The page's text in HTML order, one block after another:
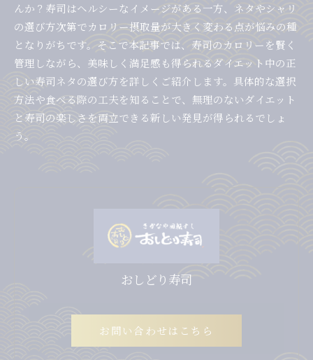
んか？寿司はヘルシーなイメージがある一方、ネタやシャリ
の選び方次第でカロリー摂取量が大きく変わる点が悩みの種
となりがちです。そこで本記事では、寿司のカロリーを賢く
管理しながら、美味しく満足感も得られるダイエット中の正
しい寿司ネタの選び方を詳しくご紹介します。具体的な選択
方法や食べる際の工夫を知ることで、無理のないダイエット
と寿司の楽しさを両立できる新しい発見が得られるでしょ
う。
おしどり寿司
お問い合わせはこちら